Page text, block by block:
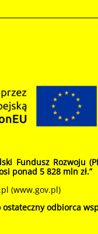
Fundusz Rozwoju
ponad 5 828 mln zł.”
(www.gov.pl)
odbiorca